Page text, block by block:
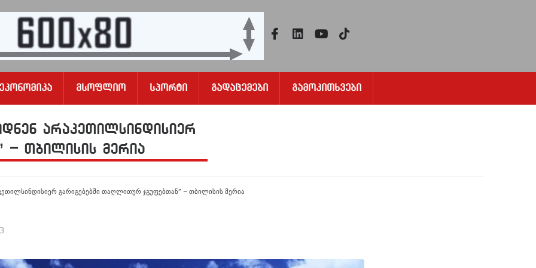
Მსოფლიო Სპორტი Გადაცემები Გამოკითხვები
არაკეთილსინდისიერ
– თბილისის მერია
გარიგებებში თაღლითურ ჯგუფებთან” – თბილისის მერია